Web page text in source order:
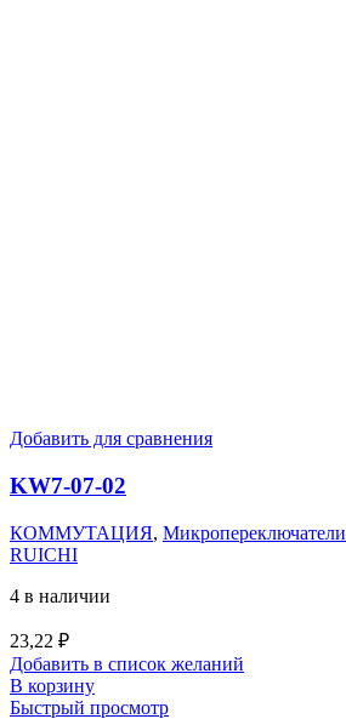
Добавить для сравнения
KW7-07-02
КОММУТАЦИЯ, Микропереключатели
RUICHI
4 в наличии
23,22 ₽
Добавить в список желаний
В корзину
Быстрый просмотр